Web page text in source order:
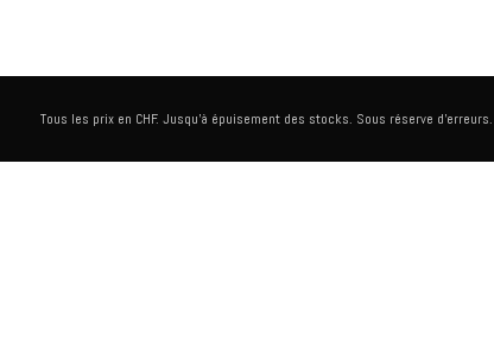
Tous les prix en CHF. Jusqu'à épuisement des stocks. Sous réserve d'erreurs.